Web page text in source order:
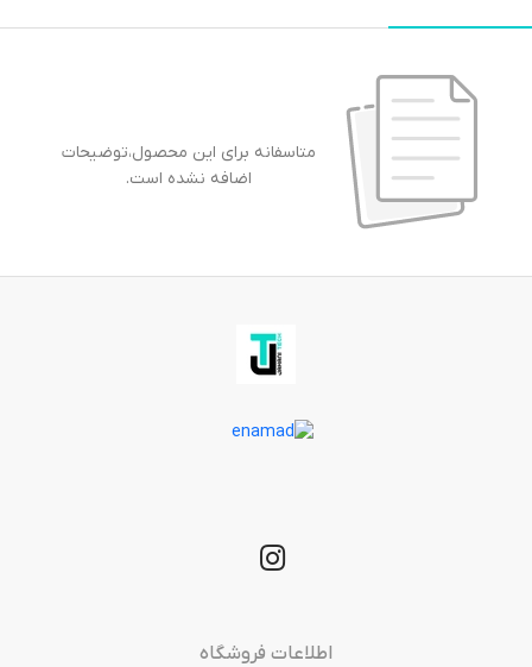
متاسفانه برای این محصول،توضیحات
اضافه نشده است.
اطلاعات فروشگاه